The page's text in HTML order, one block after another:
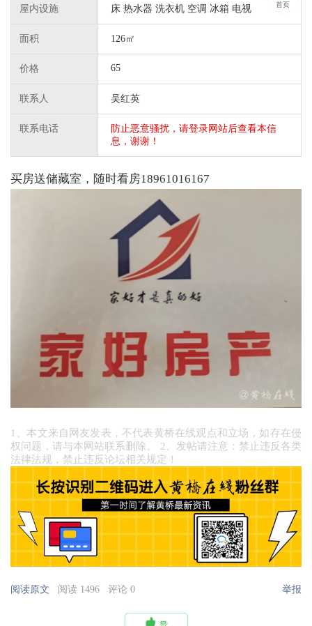
屋内设施 床 热水器 洗衣机 空调 冰箱 电视
面积 126㎡
价格 65
联系人 吴红英
联系电话
防止恶意骚扰，请登录网站后查看本信
息，谢谢！
买房送储藏室，随时看房18961016167
1、本文来自网友发表，不代表黄桥在线观点和立场，如存在侵
权问题，请与本网站联系删除。 2、发帖请注意：禁止违反各类
法律法规，禁止违反论坛相关规定！
阅读原文 阅读 1496 评论 0 举报
首页